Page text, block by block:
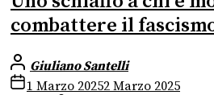
combattere il
Giuliano Santelli
1 Marzo 20252 Marzo 2025